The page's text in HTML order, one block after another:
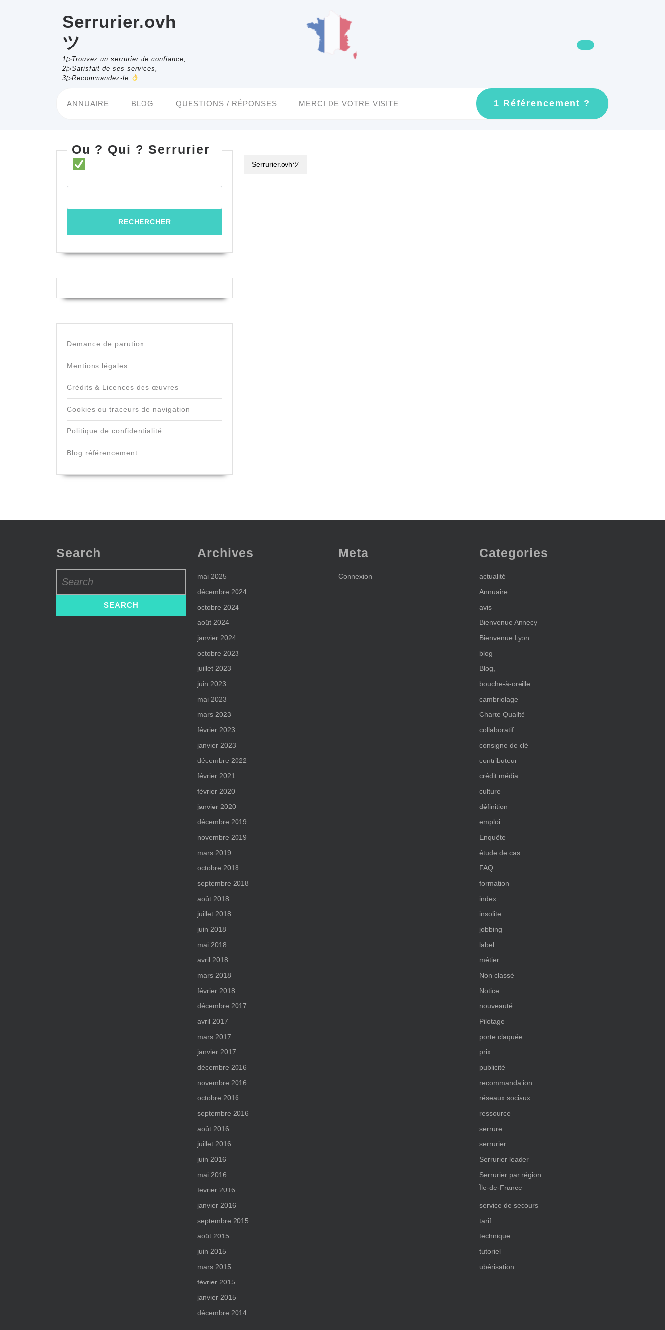
Serrurier.ovh
ツ
1▷Trouvez un serrurier de confiance,
2▷Satisfait de ses services,
3▷Recommandez-le
ANNUAIRE BLOG QUESTIONS / RÉPONSES MERCI DE VOTRE VISITE 1 Référencement ?
GET
AN
Ou ? Qui ? Serrurier
Demande de parution
Mentions légales
Crédits & Licences des œuvres
Cookies ou traceurs de navigation
Politique de confidentialité
Blog référencement
Serrurier.ovhツ
Search
for:
Archives
mai 2025
décembre 2024
octobre 2024
août 2024
janvier 2024
octobre 2023
juillet 2023
juin 2023
mai 2023
mars 2023
février 2023
janvier 2023
décembre 2022
février 2021
février 2020
janvier 2020
décembre 2019
novembre 2019
mars 2019
octobre 2018
septembre 2018
août 2018
juillet 2018
juin 2018
mai 2018
avril 2018
mars 2018
février 2018
décembre 2017
avril 2017
mars 2017
janvier 2017
décembre 2016
novembre 2016
octobre 2016
septembre 2016
août 2016
juillet 2016
juin 2016
mai 2016
février 2016
janvier 2016
septembre 2015
août 2015
juin 2015
mars 2015
février 2015
janvier 2015
décembre 2014
Meta
Connexion
Categories
actualité
Annuaire
avis
Bienvenue Annecy
Bienvenue Lyon
blog
Blog,
bouche-à-oreille
cambriolage
Charte Qualité
collaboratif
consigne de clé
contributeur
crédit média
culture
définition
emploi
Enquête
étude de cas
FAQ
formation
index
insolite
jobbing
label
métier
Non classé
Notice
nouveauté
Pilotage
porte claquée
prix
publicité
recommandation
réseaux sociaux
ressource
serrure
serrurier
Serrurier leader
Serrurier par région
Île-de-France
service de secours
tarif
technique
tutoriel
ubérisation